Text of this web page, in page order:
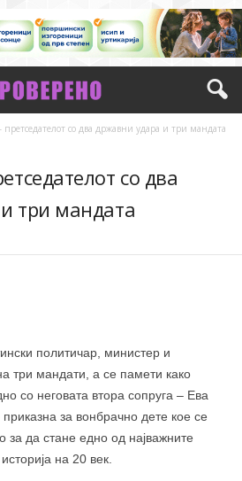
со два државни удара и три мандата
со два
три мандата
политичар, министер и
три мандати, а се памети како
со неговата втора сопруга – Ева
за вонбрачно дете кое се
за да стане едно од најважните
на 20 век.